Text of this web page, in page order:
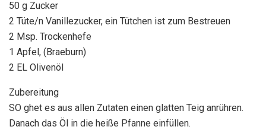
50 g Zucker
2 Tüte/n Vanillezucker, ein Tütchen ist zum Bestreuen
2 Msp. Trockenhefe
1 Apfel, (Braeburn)
2 EL Olivenöl
Zubereitung
SO ghet es aus allen Zutaten einen glatten Teig anrühren.
Danach das Öl in die heiße Pfanne einfüllen.